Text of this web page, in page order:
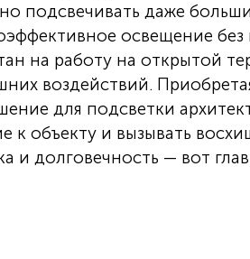
подсвечивать даже
освещение
на работу на открытой
воздействий.
для подсветки
к объекту и вызывать
и долговечность — вот